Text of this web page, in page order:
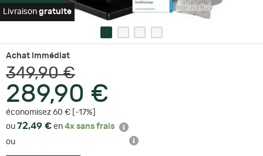
Livraison gratuite
Achat immédiat
349,90 €
289,90 €
économisez 60 € [-17%]
ou 72,49 € en 4x sans frais
ou